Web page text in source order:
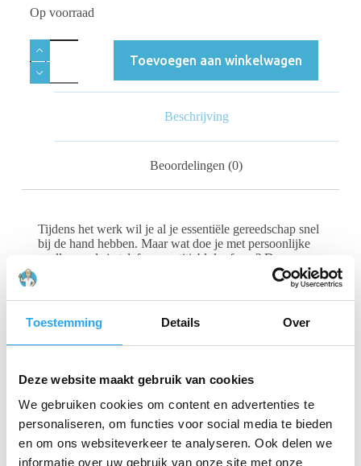
Toestemming Details Over
Deze website maakt gebruik van cookies
We gebruiken cookies om content en advertenties te
personaliseren, om functies voor social media te bieden
en om ons websiteverkeer te analyseren. Ook delen we
informatie over uw gebruik van onze site met onze
Op voorraad
Toevoegen aan winkelwagen
Beschrijving
Beoordelingen (0)
Tijdens het werk wil je al je essentiële gereedschap snel
bij de hand hebben. Maar wat doe je met persoonlijke
spullen zoals je telefoon, notitieblok of pen? De
biedt de perfecte,
eenvoudig aan je glazenwassersriem te bevestigen,
zodat je je persoonlijke items veilig kunt opbergen en
toch direct kunt pakken wanneer je ze nodig hebt.
De tas is ruim genoeg om je telefoon, een klein
notitieboekje en dergelijke makkelijk in op te bergen,
terwijl hij toch compact genoeg is om je
bewegingsvrijheid niet te belemmeren. Je kunt er
bijvoorbeeld je notities in kwijt van de te reinigen